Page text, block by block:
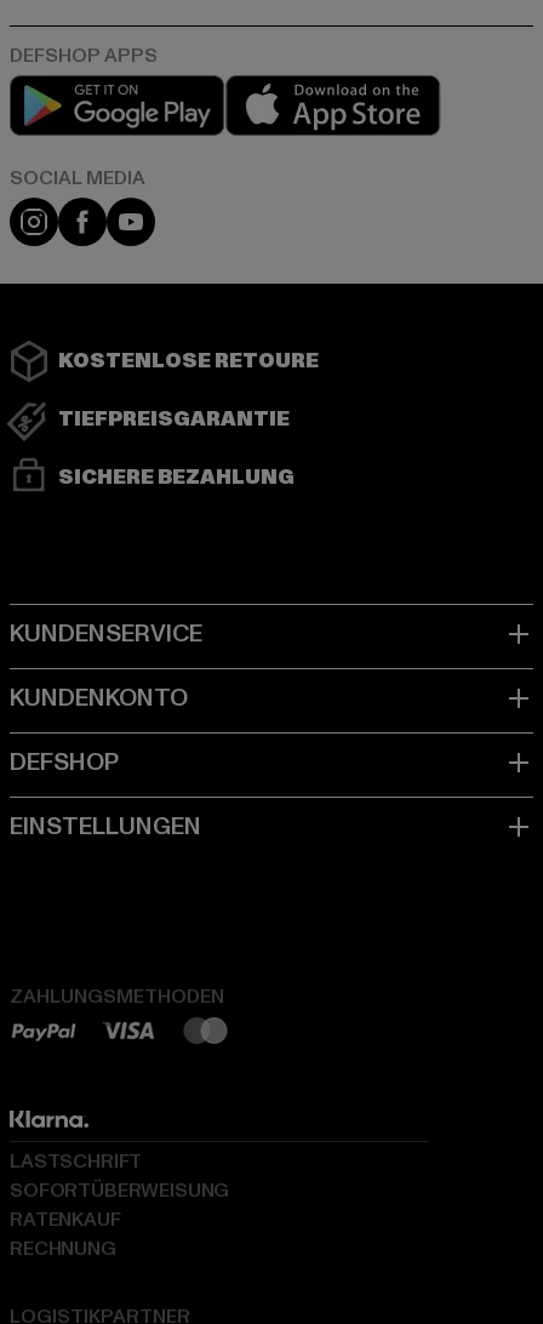
Play market
Instagram
FacebookYouTube
KOSTENLOSE RETOURE
TIEFPREISGARANTIE
SICHERE BEZAHLUNG
ZAHLUNGSMETHODEN
LOGISTIKPARTNER
LASTSCHRIFT
SOFORTÜBERWEISUNG
RATENKAUF
RECHNUNG